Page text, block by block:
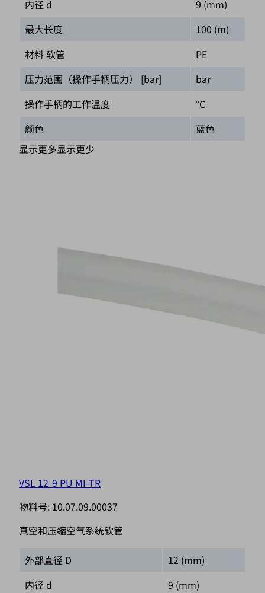
内径 d
9 (mm)
最大长度
100 (m)
材料 软管
PE
压力范围（操作手柄压力） [bar]
bar
操作手柄的工作温度
°C
颜色
蓝色
显示更多显示更少
VSL 12-9 PU MI-TR
物料号: 10.07.09.00037
真空和压缩空气系统软管
外部直径 D
12 (mm)
内径 d
9 (mm)